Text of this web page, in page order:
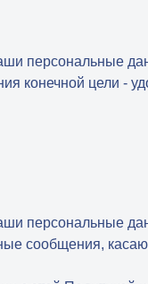
персональные
конечной цели -
персональные
сообщения,